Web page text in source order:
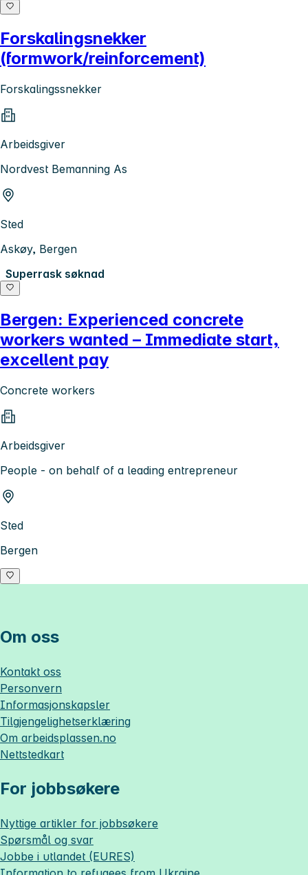
Forskalingsnekker
(formwork/reinforcement)
Forskalingssnekker
Arbeidsgiver
Nordvest Bemanning As
Sted
Askøy, Bergen
Superrask søknad
Bergen: Experienced concrete
workers wanted – Immediate start,
excellent pay
Concrete workers
Arbeidsgiver
People - on behalf of a leading entrepreneur
Sted
Bergen
Om oss
Kontakt oss
Personvern
Informasjonskapsler
Tilgjengelighetserklæring
Om arbeidsplassen.no
Nettstedkart
For jobbsøkere
Nyttige artikler for jobbsøkere
Spørsmål og svar
Jobbe i utlandet (EURES)